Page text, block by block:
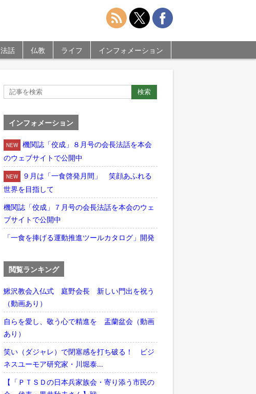
法話 仏教 ライフ インフォメーション
インフォメーション
NEW
機関誌「佼成」８月号の会長法話を本会
のウェブサイトで公開中
NEW
９月は「一食啓発月間」 笑顔あふれる
世界を目指して
機関誌「佼成」７月号の会長法話を本会のウェ
ブサイトで公開中
「一食を捧げる運動推進ツールカタログ」開発
閲覧ランキング
鰍沢教会入仏式 庭野会長 新しい門出を祝う
（動画あり）
自らを愛し、敬う心で精進を 盂蘭盆会（動画
あり）
笑い（ダジャレ）で閉塞感を打ち破る！ ビジ
ネスユーモア研究家・川堀泰...
【「ＰＴＳＤの日本兵家族会・寄り添う市民の